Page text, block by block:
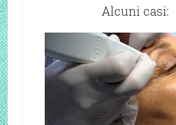
Alcuni casi: